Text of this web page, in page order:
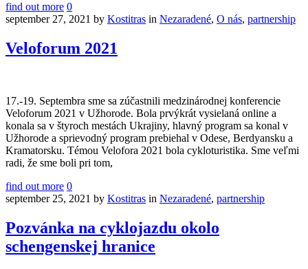
find out more 0
september 27, 2021 by Kostitras in Nezaradené, O nás, partnership
Veloforum 2021
17.-19. Septembra sme sa zúčastnili medzinárodnej konferencie
Veloforum 2021 v Užhorode. Bola prvýkrát vysielaná online a
konala sa v štyroch mestách Ukrajiny, hlavný program sa konal v
Užhorode a sprievodný program prebiehal v Odese, Berdyansku a
Kramatorsku. Témou Velofora 2021 bola cykloturistika. Sme veľmi
radi, že sme boli pri tom,
find out more 0
september 25, 2021 by Kostitras in Nezaradené, partnership
Pozvánka na cyklojazdu okolo
schengenskej hranice